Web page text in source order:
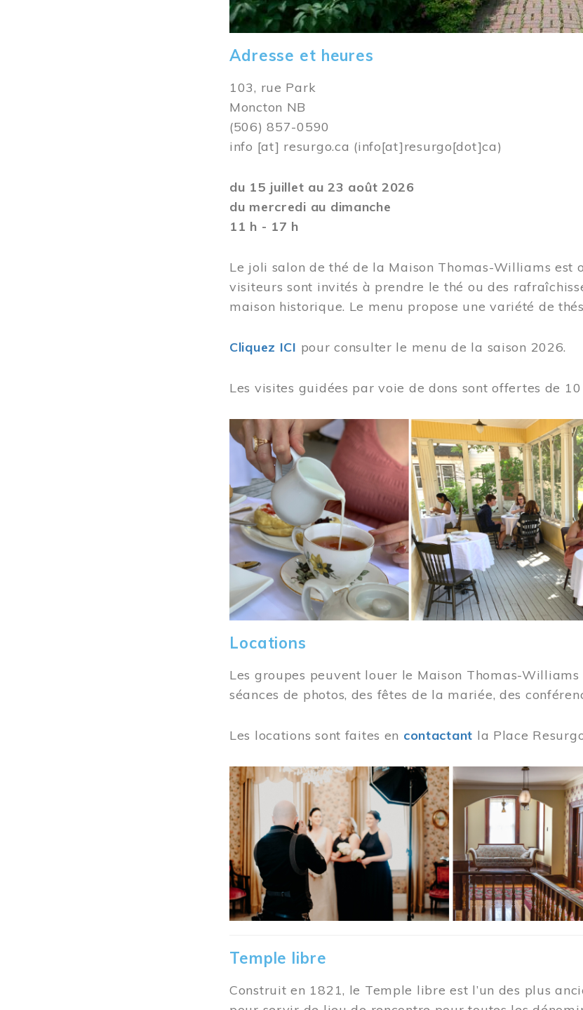
Adresse et heures
103, rue Park
Moncton NB
(506) 857-0590
info [at] resurgo.ca (info[at]resurgo[dot]ca)
du 15 juillet au 23 août 2026
du mercredi au dimanche
11 h - 17 h
Le joli salon de thé de la Maison Thomas-Williams est
visiteurs sont invités à prendre le thé ou des
maison historique. Le menu propose une variété de
Cliquez ICI pour consulter le menu de la saison 2026.
Les visites guidées par voie de dons sont offertes de
Image
Locations
Les groupes peuvent louer le Maison Thomas-
séances de photos, des fêtes de la mariée, des
Les locations sont faites en contactant la Place
Image
Temple libre
Construit en 1821, le Temple libre est l’un des plus